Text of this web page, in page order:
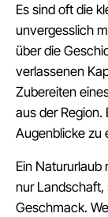
Es sind oft die
unvergesslich
über die
verlassenen
Zubereiten
aus der Region.
Augenblicke zu
Ein
nur Landschaft,
Geschmack.